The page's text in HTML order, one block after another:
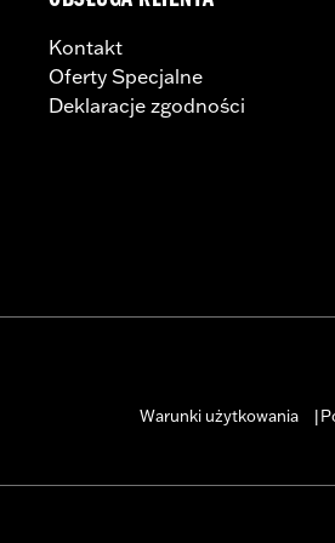
UOM:Inches
to-Tip:30.25
to-Tip UOM:Inches
Installation of some
models. Handlebar height is
Kontakt
Oferty Specjalne
Deklaracje zgodności
Warunki użytkowania